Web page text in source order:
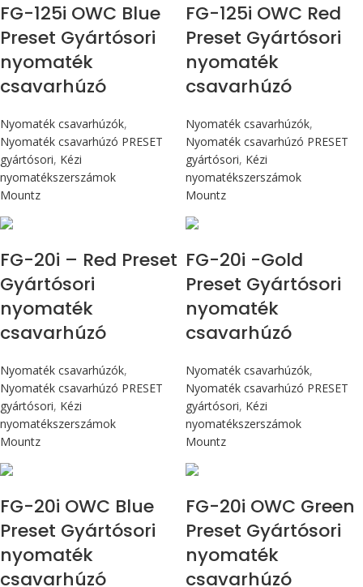
FG-125i OWC Blue
Preset Gyártósori
nyomaték
csavarhúzó
Nyomaték csavarhúzók,
Nyomaték csavarhúzó PRESET
gyártósori, Kézi
nyomatékszerszámok
Mountz
FG-125i OWC Red
Preset Gyártósori
nyomaték
csavarhúzó
Nyomaték csavarhúzók,
Nyomaték csavarhúzó PRESET
gyártósori, Kézi
nyomatékszerszámok
Mountz
FG-20i – Red Preset
Gyártósori
nyomaték
csavarhúzó
Nyomaték csavarhúzók,
Nyomaték csavarhúzó PRESET
gyártósori, Kézi
nyomatékszerszámok
Mountz
FG-20i -Gold
Preset Gyártósori
nyomaték
csavarhúzó
Nyomaték csavarhúzók,
Nyomaték csavarhúzó PRESET
gyártósori, Kézi
nyomatékszerszámok
Mountz
FG-20i OWC Blue
Preset Gyártósori
nyomaték
csavarhúzó
FG-20i OWC Green
Preset Gyártósori
nyomaték
csavarhúzó